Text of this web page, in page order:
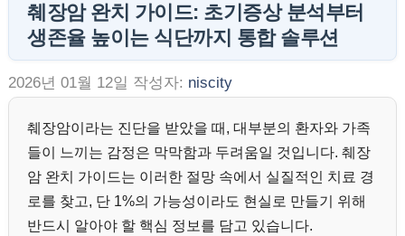
췌장암 완치 가이드: 초기증상 분석부터
생존율 높이는 식단까지 통합 솔루션
2026년 01월 12일 작성자: niscity
췌장암이라는 진단을 받았을 때, 대부분의 환자와 가족
들이 느끼는 감정은 막막함과 두려움일 것입니다. 췌장
암 완치 가이드는 이러한 절망 속에서 실질적인 치료 경
로를 찾고, 단 1%의 가능성이라도 현실로 만들기 위해
반드시 알아야 할 핵심 정보를 담고 있습니다.